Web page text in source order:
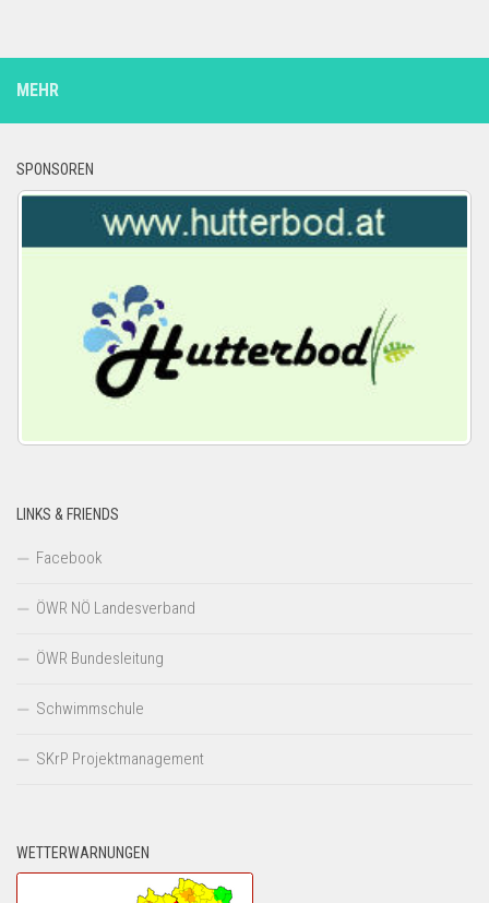
MEHR
SPONSOREN
LINKS & FRIENDS
Facebook
ÖWR NÖ Landesverband
ÖWR Bundesleitung
Schwimmschule
SKrP Projektmanagement
WETTERWARNUNGEN